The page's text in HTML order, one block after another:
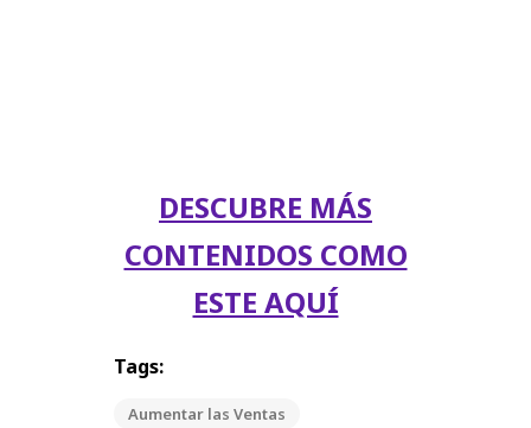
DESCUBRE MÁS
CONTENIDOS COMO
ESTE AQUÍ
Tags:
Aumentar las Ventas